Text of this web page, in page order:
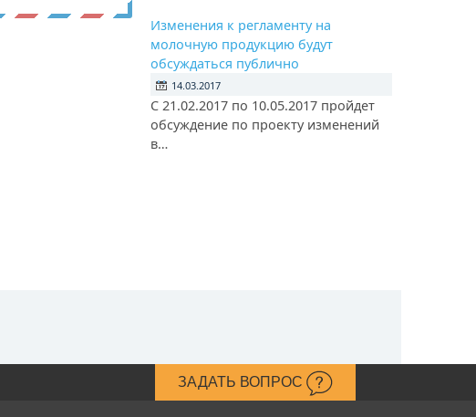
Изменения к регламенту на
молочную продукцию будут
обсуждаться публично
14.03.2017
С 21.02.2017 по 10.05.2017 пройдет
обсуждение по проекту изменений
в…
ЗАДАТЬ ВОПРОС